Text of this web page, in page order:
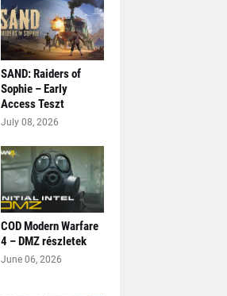
SAND: Raiders of
Sophie – Early
Access Teszt
July 08, 2026
COD Modern Warfare
4 – DMZ részletek
June 06, 2026